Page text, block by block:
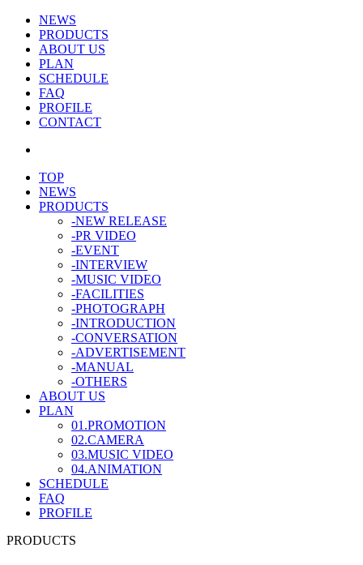
NEWS
PRODUCTS
ABOUT US
PLAN
SCHEDULE
FAQ
PROFILE
CONTACT
TOP
NEWS
PRODUCTS
-NEW RELEASE
-PR VIDEO
-EVENT
-INTERVIEW
-MUSIC VIDEO
-FACILITIES
-PHOTOGRAPH
-INTRODUCTION
-CONVERSATION
-ADVERTISEMENT
-MANUAL
-OTHERS
ABOUT US
PLAN
01.PROMOTION
02.CAMERA
03.MUSIC VIDEO
04.ANIMATION
SCHEDULE
FAQ
PROFILE
PRODUCTS